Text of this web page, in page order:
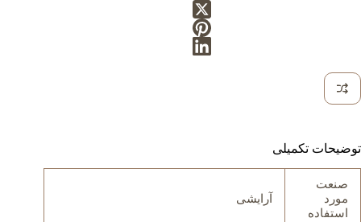
توضیحات تکمیلی
صنعت
مورد
استفاده
آرایشی